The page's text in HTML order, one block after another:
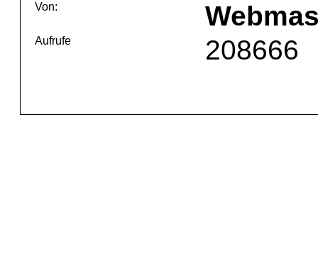
Von:
Aufrufe 208666